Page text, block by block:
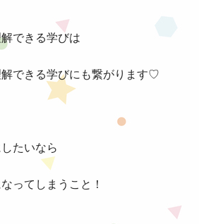
できる学びは
できる学びにも繋がります♡
たいなら
ってしまうこと！